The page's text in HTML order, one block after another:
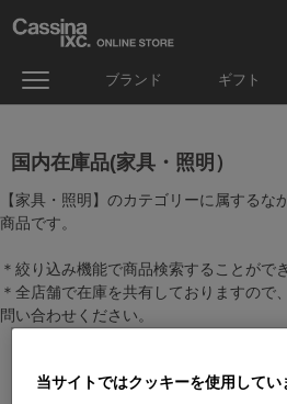
ブランド ギフト
国内在庫品(家具・照明）
【家具・照明】のカテゴリーに属するな
商品です。
＊絞り込み機能で商品検索することがで
＊全店舗で在庫を共有しておりますので
問い合わせください。
当サイトではクッキーを使用してい